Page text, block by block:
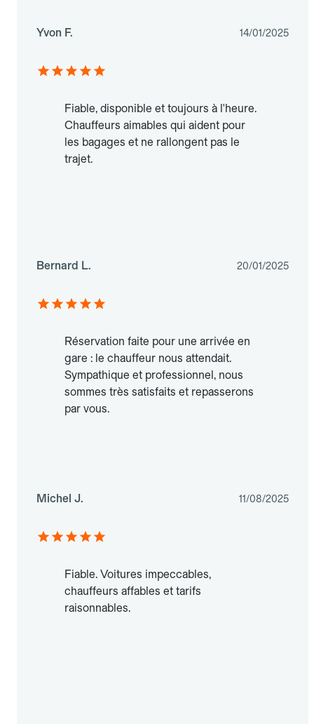
Yvon F. 14/01/2025
Fiable, disponible et toujours à l'heure.
Chauffeurs aimables qui aident pour
les bagages et ne rallongent pas le
trajet.
Bernard L. 20/01/2025
Réservation faite pour une arrivée en
gare : le chauffeur nous attendait.
Sympathique et professionnel, nous
sommes très satisfaits et repasserons
par vous.
Michel J. 11/08/2025
Fiable. Voitures impeccables,
chauffeurs affables et tarifs
raisonnables.